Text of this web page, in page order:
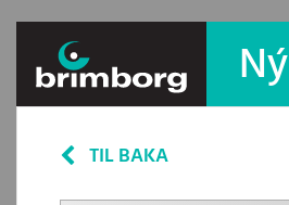
TIL BAKA